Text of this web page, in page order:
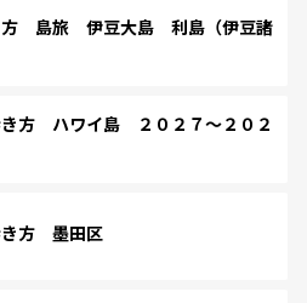
方 島旅 伊豆大島 利島（伊豆諸
方 ハワイ島 ２０２７～２０２
方 墨田区